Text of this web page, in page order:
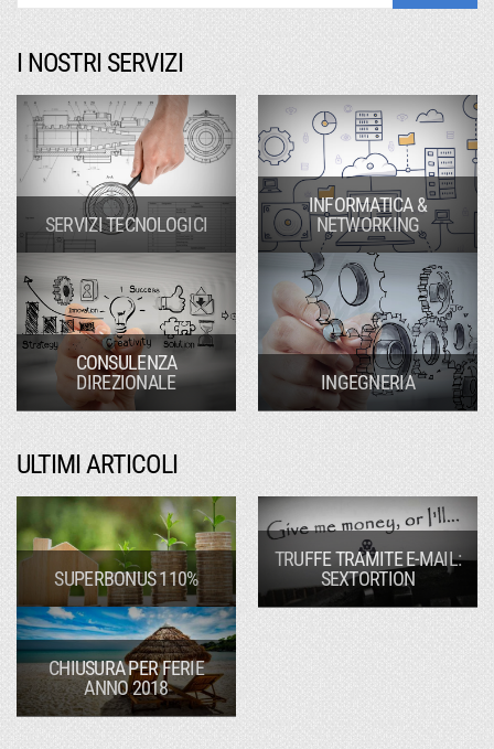
I NOSTRI SERVIZI
SERVIZI TECNOLOGICI
INFORMATICA &
NETWORKING
CONSULENZA
DIREZIONALE
INGEGNERIA
ULTIMI ARTICOLI
SUPERBONUS 110%
TRUFFE TRAMITE E-MAIL:
SEXTORTION
CHIUSURA PER FERIE
ANNO 2018